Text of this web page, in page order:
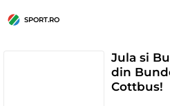
SPORT.RO
Jula si
din
Cottbus!